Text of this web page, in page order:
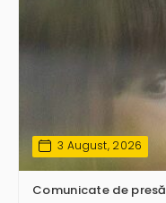
3 August, 2026
Comunicate de presă